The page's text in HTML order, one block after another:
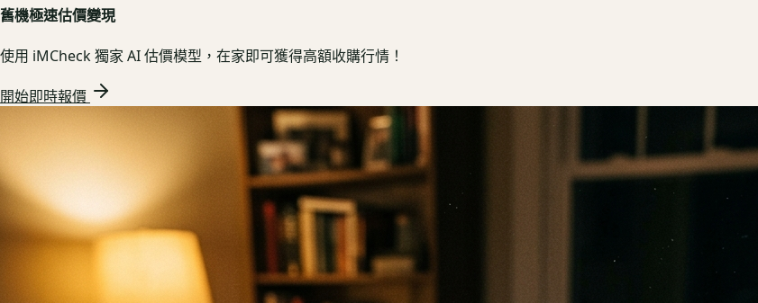
舊機極速估價變現
使用 iMCheck 獨家 AI 估價模型，在家即可獲得高額收購行情！
開始即時報價